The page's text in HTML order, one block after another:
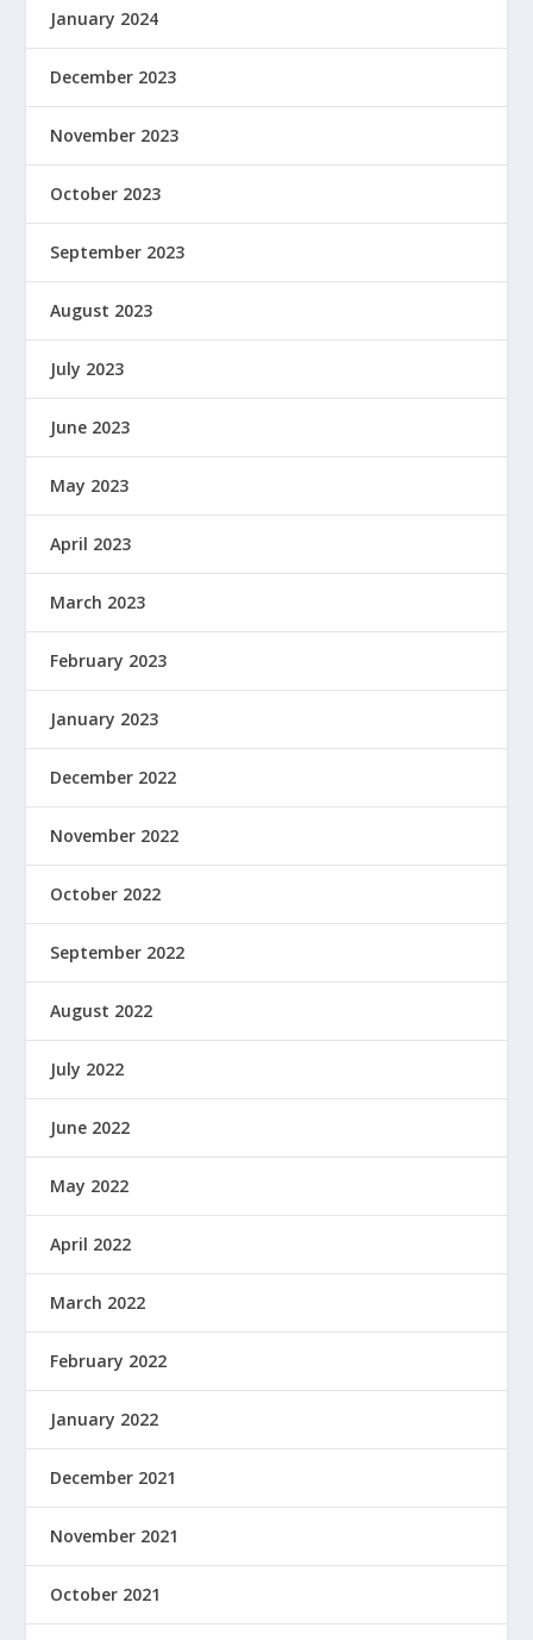
January 2024
December 2023
November 2023
October 2023
September 2023
August 2023
July 2023
June 2023
May 2023
April 2023
March 2023
February 2023
January 2023
December 2022
November 2022
October 2022
September 2022
August 2022
July 2022
June 2022
May 2022
April 2022
March 2022
February 2022
January 2022
December 2021
November 2021
October 2021